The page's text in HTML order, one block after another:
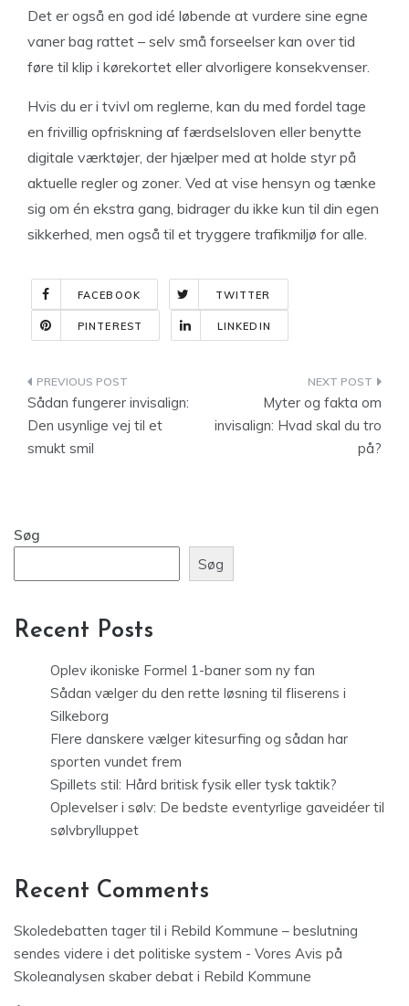
Det er også en god idé løbende at vurdere sine egne
vaner bag rattet – selv små forseelser kan over tid
føre til klip i kørekortet eller alvorligere konsekvenser.
Hvis du er i tvivl om reglerne, kan du med fordel tage
en frivillig opfriskning af færdselsloven eller benytte
digitale værktøjer, der hjælper med at holde styr på
aktuelle regler og zoner. Ved at vise hensyn og tænke
sig om én ekstra gang, bidrager du ikke kun til din egen
sikkerhed, men også til et tryggere trafikmiljø for alle.
FACEBOOK TWITTER
PINTEREST LINKEDIN
Indlægsnavigation
Sådan fungerer invisalign:
Den usynlige vej til et
smukt smil
Myter og fakta om
invisalign: Hvad skal du tro
på?
Søg
Søg
Recent Posts
Oplev ikoniske Formel 1-baner som ny fan
Sådan vælger du den rette løsning til fliserens i
Silkeborg
Flere danskere vælger kitesurfing og sådan har
sporten vundet frem
Spillets stil: Hård britisk fysik eller tysk taktik?
Oplevelser i sølv: De bedste eventyrlige gaveidéer til
sølvbrylluppet
Recent Comments
Skoledebatten tager til i Rebild Kommune – beslutning
sendes videre i det politiske system - Vores Avis på
Skoleanalysen skaber debat i Rebild Kommune